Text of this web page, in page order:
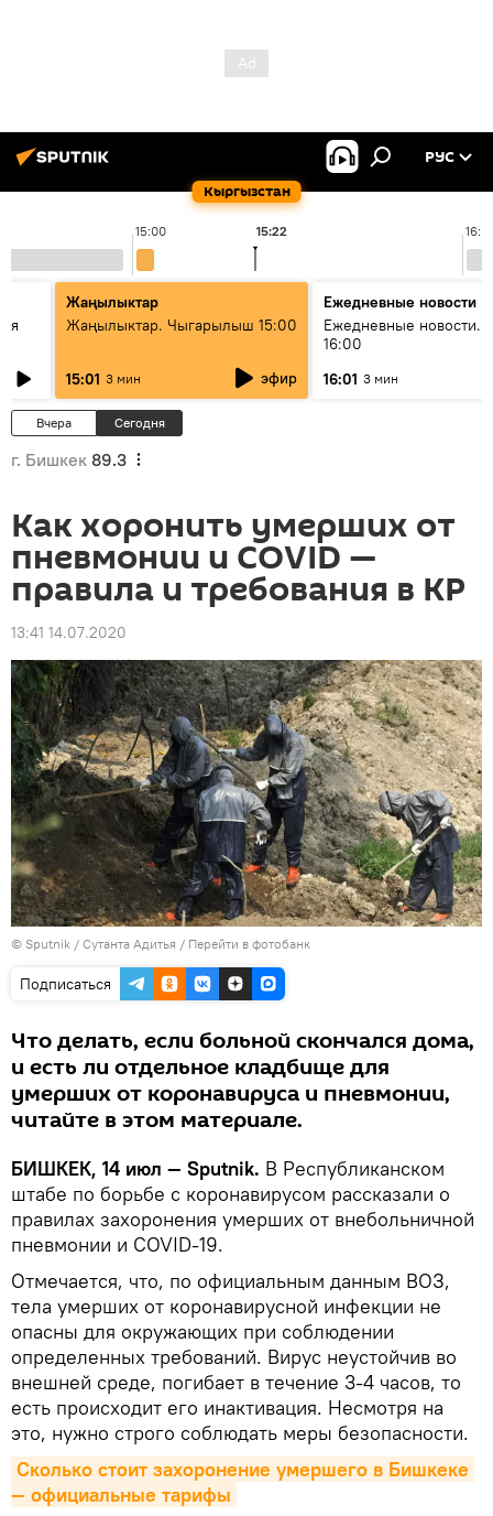
Кыргызстан
РУС
15:00 15:22
Жаңылыктар
Жаңылыктар. Чыгарылыш 15:00
15:01 3 мин эфир
Ежедневные новости
Ежедневные новости.
16:00
16:01 3 мин
Вчера Сегодня
г. Бишкек 89.3
Как хоронить умерших от
пневмонии и COVID —
правила и требования в КР
13:41 14.07.2020
© Sputnik / Сутанта Адитья / Перейти в фотобанк
Подписаться
Что делать, если больной скончался дома,
и есть ли отдельное кладбище для
умерших от коронавируса и пневмонии,
читайте в этом материале.
БИШКЕК, 14 июл — Sputnik. В Республиканском
штабе по борьбе с коронавирусом рассказали о
правилах захоронения умерших от внебольничной
пневмонии и COVID-19.
Отмечается, что, по официальным данным ВОЗ,
тела умерших от коронавирусной инфекции не
опасны для окружающих при соблюдении
определенных требований. Вирус неустойчив во
внешней среде, погибает в течение 3-4 часов, то
есть происходит его инактивация. Несмотря на
это, нужно строго соблюдать меры безопасности.
Сколько стоит захоронение умершего в Бишкеке
— официальные тарифы